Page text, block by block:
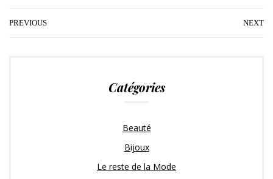
i
t
c
b
k
o
l
n
e
n
n
e
a
l
PREVIOUS NEXT
Catégories
Beauté
Bijoux
Le reste de la Mode